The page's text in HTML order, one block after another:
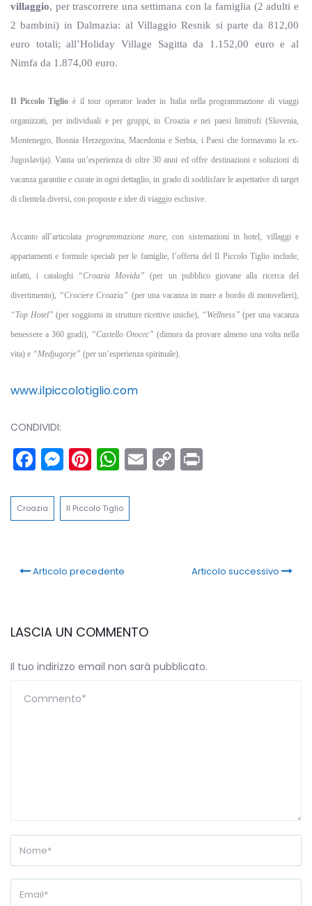
villaggio, per trascorrere una settimana con la famiglia (2 adulti e
2 bambini) in Dalmazia: al Villaggio Resnik si parte da 812,00
euro totali; all’Holiday Village Sagitta da 1.152,00 euro e al
Nimfa da 1.874,00 euro.
Il Piccolo Tiglio è il tour operator leader in Italia nella programmazione di viaggi
organizzati, per individuali e per gruppi, in Croazia e nei paesi limitrofi (Slovenia,
Montenegro, Bosnia Herzegovina, Macedonia e Serbia, i Paesi che formavano la ex-
Jugoslavija). Vanta un’esperienza di oltre 30 anni ed offre destinazioni e soluzioni di
vacanza garantite e curate in ogni dettaglio, in grado di soddisfare le aspettative di target
di clientela diversi, con proposte e idee di viaggio esclusive.
Accanto all’articolata programmazione mare, con sistemazioni in hotel, villaggi e
appartamenti e formule speciali per le famiglie, l’offerta del Il Piccolo Tiglio include,
infatti, i cataloghi
“Croazia Movida” (per un pubblico giovane alla ricerca del
divertimento),
“Crociere Croazia” (per una vacanza in mare a bordo di motovelieri),
“Top Hotel” (per soggiorni in strutture ricettive uniche), “Wellness” (per una vacanza
benessere a 360 gradi),
“Castello Otocec” (dimora da provare almeno una volta nella
vita) e “Medjugorje” (per un’esperienza spirituale).
www.ilpiccolotiglio.com
CONDIVIDI:
Facebook
Messenger
Pinterest
WhatsApp
Email
Copy
Link
Croazia Il Piccolo Tiglio
Articolo precedente Articolo successivo
LASCIA UN COMMENTO
Il tuo indirizzo email non sarà pubblicato.